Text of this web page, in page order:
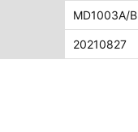
完全収録！
録！
MD1003A/B
20210827